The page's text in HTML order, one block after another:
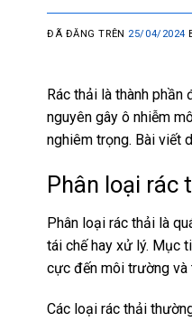
ĐÃ ĐĂNG TRÊN 25/04/2024
Rác thải là thành
nguyên gây ô nhiễm
nghiêm trọng. Bài viết
Phân loại rác
Phân loại rác thải là
tái chế hay xử lý. Mục
cực đến môi trường và
Các loại rác thải